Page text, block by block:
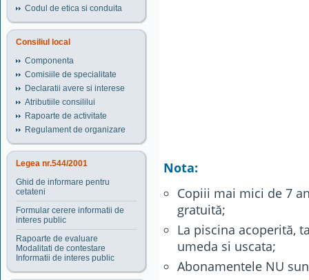
Codul de etica si conduita
Consiliul local
Componenta
Comisiile de specialitate
Declaratii avere si interese
Atributiile consililui
Rapoarte de activitate
Regulament de organizare
Legea nr.544/2001
Ghid de informare pentru
cetateni
Formular cerere informatii de
interes public
Rapoarte de evaluare
Modalitati de contestare
Informatii de interes public
Nota:
Copiii mai mici de 7
gratuită;
La piscina acoperită,
umeda si uscata;
Abonamentele NU